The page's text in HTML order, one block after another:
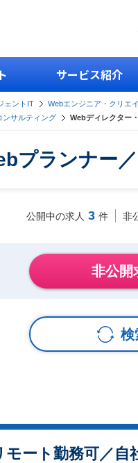
サービス紹介
ェントIT Webエンジニア・クリエ
ンサルティング Webディレクター
プランナー
公開中の求人 3 件 非
非公開
検
ート勤務可／自